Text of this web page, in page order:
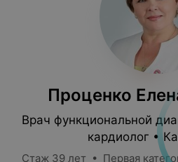
Проценко
Врач функциональной
кардиолог •
Стаж 39 лет • Первая